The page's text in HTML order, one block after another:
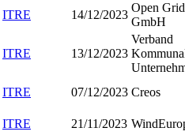
ITRE 14/12/2023
Open
GmbH
ITRE 13/12/2023
Verband
ITRE 07/12/2023 Creos
ITRE 21/11/2023